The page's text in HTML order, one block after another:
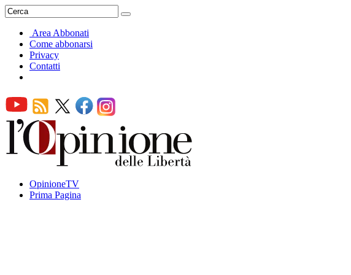
Area Abbonati
Come abbonarsi
Privacy
Contatti
OpinioneTV
Prima Pagina